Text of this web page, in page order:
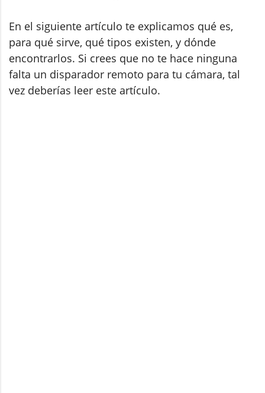
En el siguiente artículo te explicamos qué es,
para qué sirve, qué tipos existen, y dónde
encontrarlos. Si crees que no te hace ninguna
falta un disparador remoto para tu cámara, tal
vez deberías leer este artículo.